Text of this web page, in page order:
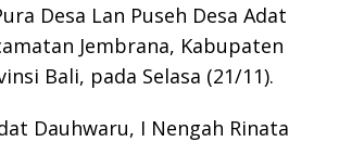
Desa Lan Puseh Desa Adat
Jembrana, Kabupaten
Bali, pada Selasa (21/11).
Dauhwaru, I Nengah Rinata